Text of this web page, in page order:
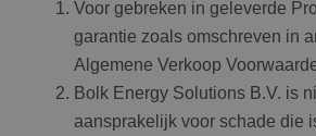
Voor gebreken in geleverde
garantie zoals omschreven in
Algemene Verkoop
Bolk Energy Solutions B.V. is
aansprakelijk voor schade die